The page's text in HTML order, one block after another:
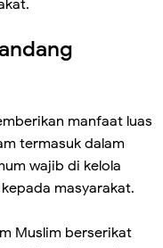
manfaat luas
termasuk dalam
wajib di kelola
masyarakat.
Muslim berserikat